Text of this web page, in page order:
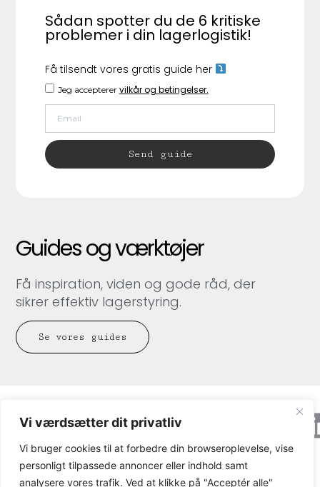
Vi værdsætter dit privatliv
Vi bruger cookies til at forbedre din browseroplevelse, vise
personligt tilpassede annoncer eller indhold samt
analysere vores trafik. Ved at klikke på "Acceptér alle"
Guides og værktøjer
Få inspiration, viden og gode råd, der
sikrer effektiv lagerstyring.
Se vores guides
Sådan spotter du de 6 kritiske
problemer i din lagerlogistik!
Få tilsendt vores gratis guide her
Jeg accepterer vilkår og betingelser.
Send guide
Axacon © 2026 All rights Reserved.
privatlivspolitik
CVR-nummer: 21680931